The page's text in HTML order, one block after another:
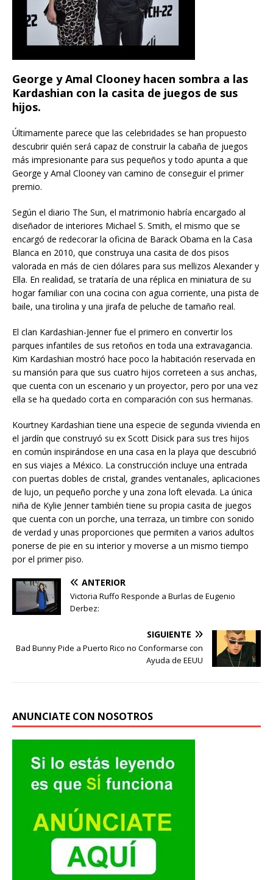
George y Amal Clooney hacen sombra a las
Kardashian con la casita de juegos de sus
hijos.
Últimamente parece que las celebridades se han propuesto
descubrir quién será capaz de construir la cabaña de juegos
más impresionante para sus pequeños y todo apunta a que
George y Amal Clooney van camino de conseguir el primer
premio.
Según el diario The Sun, el matrimonio habría encargado al
diseñador de interiores Michael S. Smith, el mismo que se
encargó de redecorar la oficina de Barack Obama en la Casa
Blanca en 2010, que construya una casita de dos pisos
valorada en más de cien dólares para sus mellizos Alexander y
Ella. En realidad, se trataría de una réplica en miniatura de su
hogar familiar con una cocina con agua corriente, una pista de
baile, una tirolina y una jirafa de peluche de tamaño real.
El clan Kardashian-Jenner fue el primero en convertir los
parques infantiles de sus retoños en toda una extravagancia.
Kim Kardashian mostró hace poco la habitación reservada en
su mansión para que sus cuatro hijos correteen a sus anchas,
que cuenta con un escenario y un proyector, pero por una vez
ella se ha quedado corta en comparación con sus hermanas.
Kourtney Kardashian tiene una especie de segunda vivienda en
el jardín que construyó su ex Scott Disick para sus tres hijos
en común inspirándose en una casa en la playa que descubrió
en sus viajes a México. La construcción incluye una entrada
con puertas dobles de cristal, grandes ventanales, aplicaciones
de lujo, un pequeño porche y una zona loft elevada. La única
niña de Kylie Jenner también tiene su propia casita de juegos
que cuenta con un porche, una terraza, un timbre con sonido
de verdad y unas proporciones que permiten a varios adultos
ponerse de pie en su interior y moverse a un mismo tiempo
por el primer piso.
ANTERIOR
Victoria Ruffo Responde a Burlas de Eugenio
Derbez:
SIGUIENTE
Bad Bunny Pide a Puerto Rico no Conformarse con
Ayuda de EEUU
ANUNCIATE CON NOSOTROS